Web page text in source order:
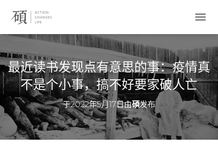
换
航
最近读书发现点有意思的事：疫情真
不是个小事，搞不好要家破人亡
于2022年5月17日由碩发布